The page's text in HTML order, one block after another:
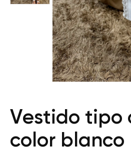
Vestido tipo
color blanco